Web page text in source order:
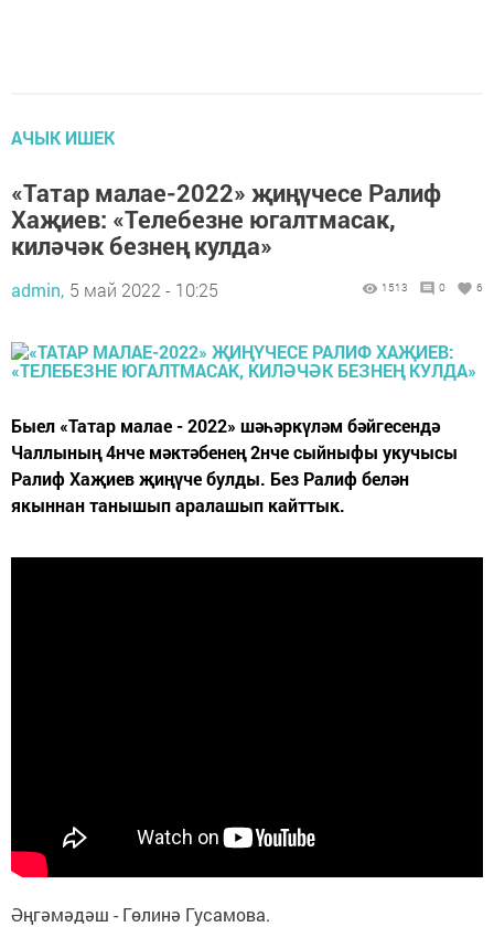
АЧЫК ИШЕК
«Татар малае-2022» җиңүчесе Ралиф
Хаҗиев: «Телебезне югалтмасак,
киләчәк безнең кулда»
admin, 5 май 2022 - 10:25 1513 0 6
Быел «Татар малае - 2022» шәһәркүләм бәйгесендә
Чаллының 4нче мәктәбенең 2нче сыйныфы укучысы
Ралиф Хаҗиев җиңүче булды. Без Ралиф белән
якыннан танышып аралашып кайттык.
Әңгәмәдәш - Гөлинә Гусамова.